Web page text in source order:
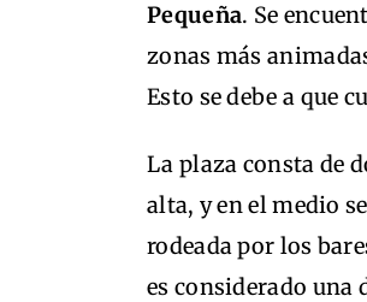
Pequeña. Se
zonas más
Esto se debe a que
La plaza consta de
alta, y en el medio
rodeada por los
es considerado una